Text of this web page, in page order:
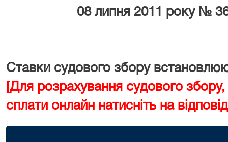
08 липня 2011 року №
Ставки судового збору
[Для розрахування судового
сплати онлайн натисніть на